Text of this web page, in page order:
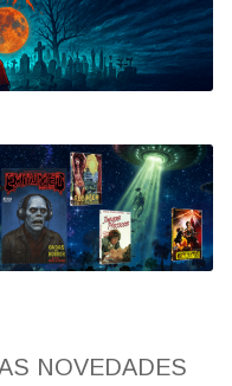
NOVEDADES